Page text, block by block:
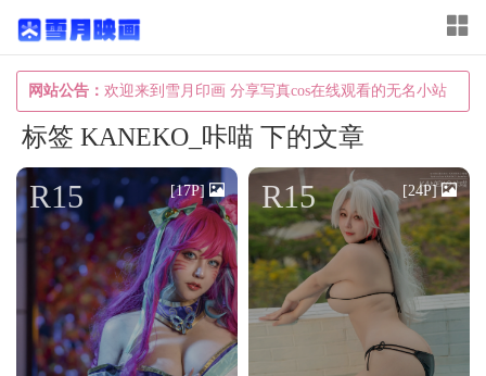
网站公告： 欢迎来到雪月印画 分享写真cos在线观看的无名小站
T
o
g
e
n
a
v
g
标签 KANEKO_咔喵 下的文章
R15 [17P] R15 [24P]